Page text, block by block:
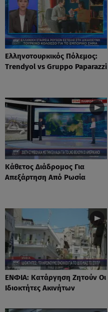
Ελληνοτουρκικός Πόλεμος:
Trendyol vs Gruppo Paparazzi
Κάθετος Διάδρομος Για
Απεξάρτηση Από Ρωσία
ΕΝΦΙΑ: Κατάργηση Ζητούν Οι
Ιδιοκτήτες Ακινήτων